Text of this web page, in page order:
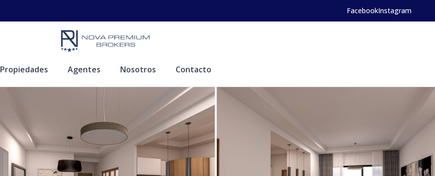
FacebookInstagram
Propiedades Agentes Nosotros Contacto